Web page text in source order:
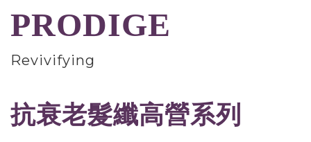
PRODIGE
Revivifying
抗衰老髮纖高營系列